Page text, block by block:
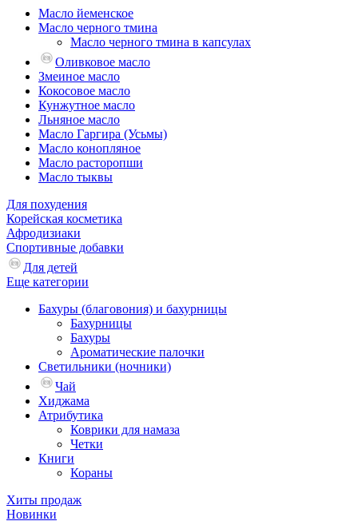
Масло йеменское
Масло черного тмина
Масло черного тмина в капсулах
Оливковое масло
Змеиное масло
Кокосовое масло
Кунжутное масло
Льняное масло
Масло Гаргира (Усьмы)
Масло конопляное
Масло расторопши
Масло тыквы
Для похудения
Корейская косметика
Афродизиаки
Спортивные добавки
Для детей
Еще категории
Бахуры (благовония) и бахурницы
Бахурницы
Бахуры
Ароматические палочки
Светильники (ночники)
Чай
Хиджама
Атрибутика
Коврики для намаза
Четки
Книги
Кораны
Хиты продаж
Новинки